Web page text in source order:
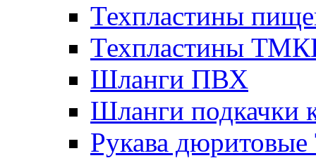
Техпластины
Техпластины
Шланги ПВХ
Шланги подкачки
Рукава